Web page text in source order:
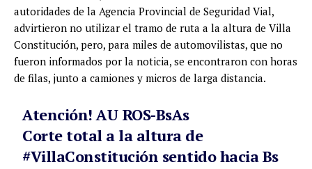
autoridades de la Agencia Provincial de Seguridad Vial,
advirtieron no utilizar el tramo de ruta a la altura de Villa
Constitución, pero, para miles de automovilistas, que no
fueron informados por la noticia, se encontraron con horas
de filas, junto a camiones y micros de larga distancia.
Atención! AU ROS-BsAs
Corte total a la altura de
#VillaConstitución sentido hacia Bs